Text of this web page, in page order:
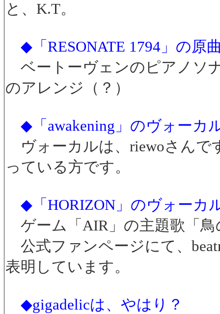
と、K.T。
◆「RESONATE 1794」の原
ベートーヴェンのピアノソ
のアレンジ（？）
◆「awakening」のヴォーカ
ヴォーカルは、riewoさん
っている方です。
◆「HORIZON」のヴォーカ
ゲーム「AIR」の主題歌「
公式ファンページにて、
表明しています。
◆gigadelicは、やはり？